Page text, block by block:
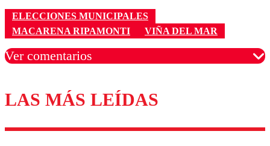
ELECCIONES MUNICIPALES
MACARENA RIPAMONTI
VIÑA DEL MAR
Ver comentarios
Los comentarios son moderados para garantizar un
diálogo respetuoso.
LAS MÁS LEÍDAS